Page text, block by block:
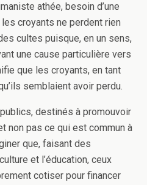
athée, besoin d’une
croyants ne perdent rien
cultes puisque, en un sens,
une cause particulière vers
que les croyants, en tant
semblaient avoir perdu.
destinés à promouvoir
non pas ce qui est commun à
que, faisant des
et l’éducation, ceux
cotiser pour financer